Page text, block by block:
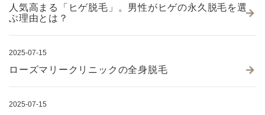
人気高まる「ヒゲ脱毛」。男性がヒゲの永久脱毛を選
ぶ理由とは？
2025-07-15
ローズマリークリニックの全身脱毛
2025-07-15